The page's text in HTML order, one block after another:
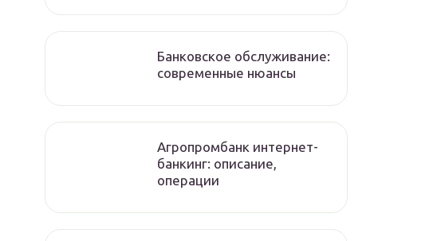
Банковское обслуживание:
современные нюансы
Агропромбанк интернет-
банкинг: описание,
операции